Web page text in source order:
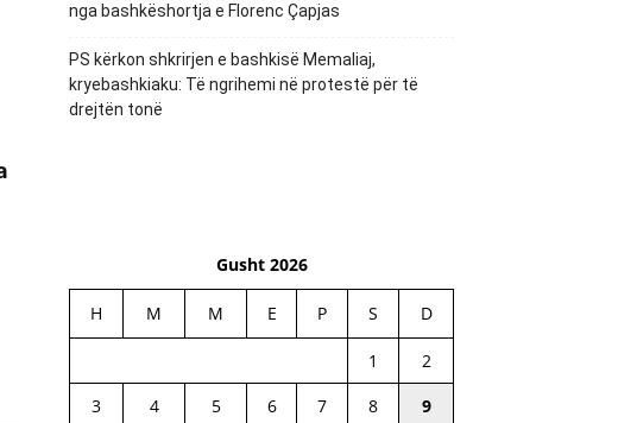
nga bashkëshortja e Florenc Çapjas
PS kërkon shkrirjen e bashkisë Memaliaj,
kryebashkiaku: Të ngrihemi në protestë për të
drejtën tonë
Gusht 2026
H M M E P S D
1
2
3
4 5 6 7 8
9